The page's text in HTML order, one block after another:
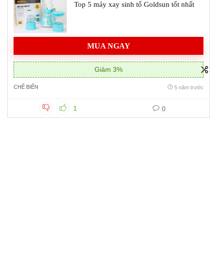
Top 5 máy xay sinh tố Goldsun tốt nhất
MUA NGAY
Giảm 3%
CHẾ BIẾN 5 năm trước
1 0